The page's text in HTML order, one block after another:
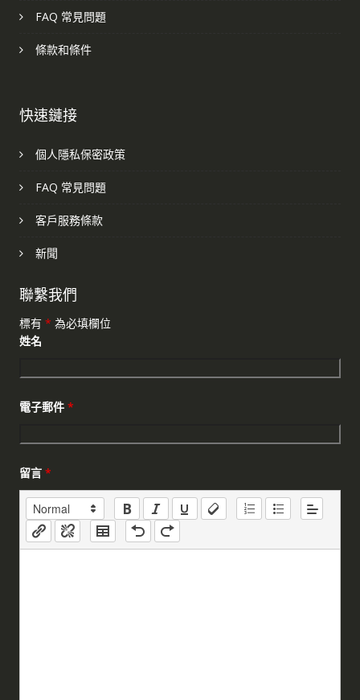
FAQ 常見問題
條款和條件
快速鏈接
個人隱私保密政策
FAQ 常見問題
客戶服務條款
新聞
聯繫我們
標有 * 為必填欄位
姓名
電子郵件 *
留言 *